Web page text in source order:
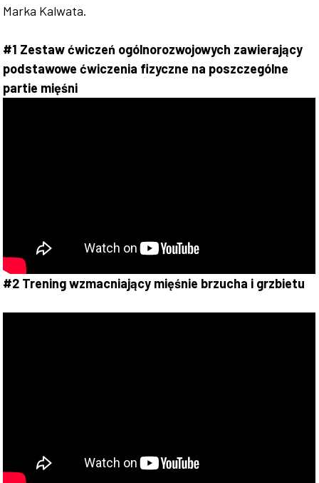
Marka Kalwata.
#1 Zestaw ćwiczeń ogólnorozwojowych zawierający
podstawowe ćwiczenia fizyczne na poszczególne
partie mięśni
#2 Trening wzmacniający mięśnie brzucha i grzbietu
Sklep PŚk
Kontakt